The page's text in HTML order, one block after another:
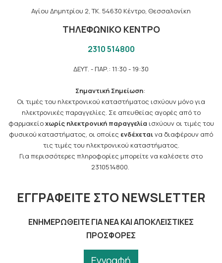
Αγίου Δημητρίου 2, TK. 54630 Κέντρο, Θεσσαλονίκη
ΤΗΛΕΦΩΝΙΚΟ ΚΕΝΤΡΟ
2310 514800
ΔΕΥΤ. - ΠΑΡ.: 11:30 - 19:30
Σημαντική Σημείωση:
Οι τιμές του ηλεκτρονικού καταστήματος ισχύουν μόνο για
ηλεκτρονικές παραγγελίες. Σε απευθείας αγορές από το
φαρμακείοχωρίς ηλεκτρονική παραγγελία ισχύουν οι τιμές του
φυσικού καταστήματος, οι οποίες ενδέχεταινα διαφέρουν από
τις τιμές του ηλεκτρονικού καταστήματος.
Για περισσότερες πληροφορίες μπορείτε να καλέσετε στο
2310514800.
ΕΓΓΡΑΦΕΊΤΕ ΣΤΟ NEWSLETTER
ΕΝΗΜΕΡΩΘΕΊΤΕ ΓΙΑ ΝΈΑ ΚΑΙ ΑΠΟΚΛΕΙΣΤΙΚΈΣ
ΠΡΟΣΦΟΡΈΣ